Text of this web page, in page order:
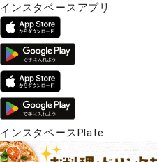
インスタベースアプリ
インスタベースPlate